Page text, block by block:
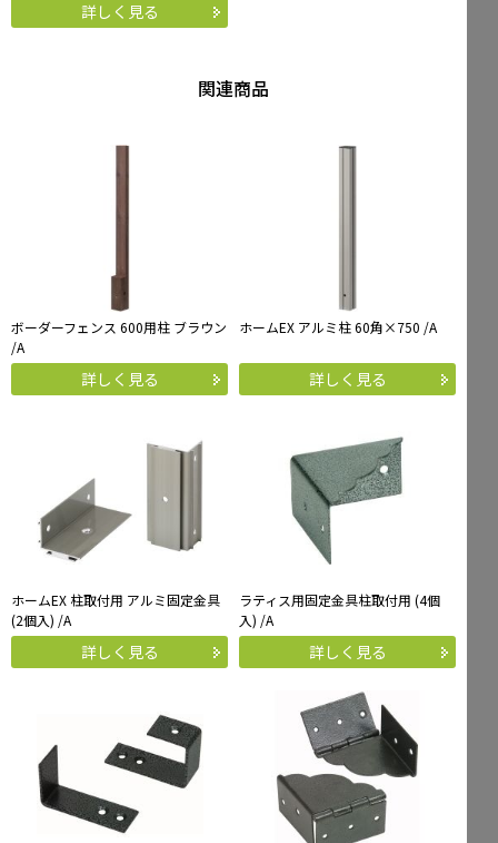
詳しく見る
関連商品
ボーダーフェンス 600用柱 ブラウン
/A
詳しく見る
ホームEX アルミ柱 60角×750 /A
詳しく見る
ホームEX 柱取付用 アルミ固定金具
(2個入) /A
詳しく見る
ラティス用固定金具柱取付用 (4個
入) /A
詳しく見る